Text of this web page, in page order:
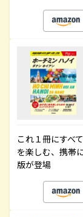
これ１冊にすべ
を楽しむ、携帯
版が登場